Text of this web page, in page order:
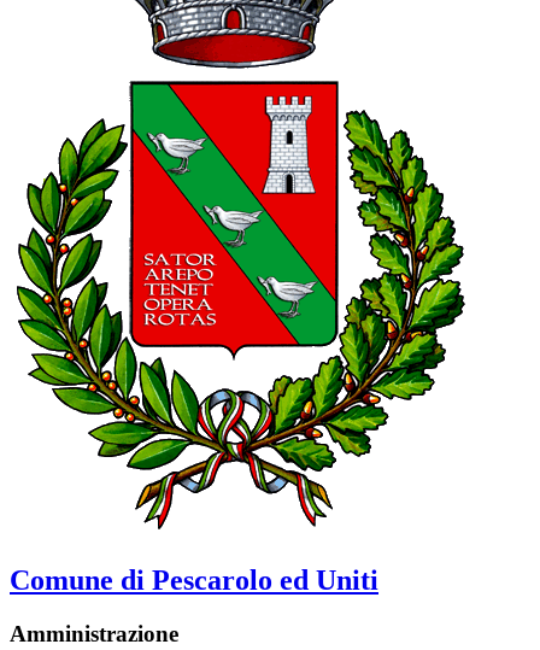
Comune di Pescarolo ed Uniti
Amministrazione